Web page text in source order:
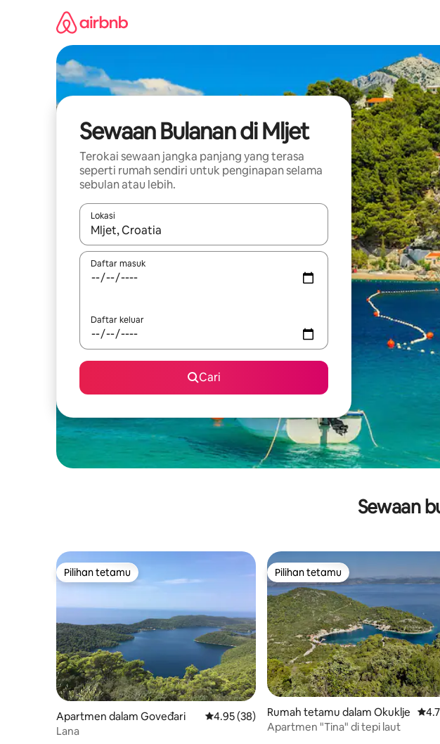
Sewaan Bulanan di Mljet
Terokai sewaan jangka panjang yang terasa
seperti rumah sendiri untuk penginapan selama
sebulan atau lebih.
Lokasi
Apabila hasil tersedia, navigasi dengan kekunci anak panah atas dan
Daftar masuk
Daftar keluar
Cari
Sewaan
Pilihan tetamu
Pilihan tetamu
Apartmen dalam Goveđari Penarafan purata 4.95 daripada 5, 38 ulasan
4.95 (38)
Lana
Pilihan tetamu
Pilihan tetamu
Rumah tetamu dalam Okuklje
Apartmen "Tina" di tepi laut